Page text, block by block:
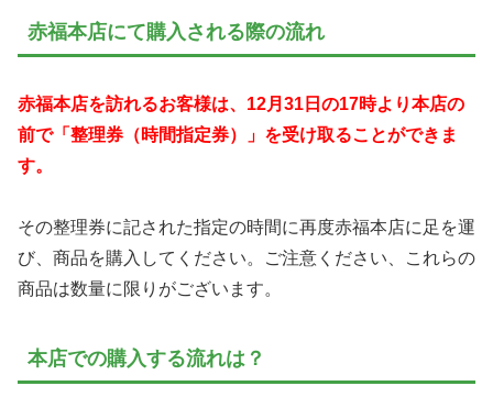
赤福本店にて購入される際の流れ
赤福本店を訪れるお客様は、12月31日の17時より本店の
前で「整理券（時間指定券）」を受け取ることができま
す。
その整理券に記された指定の時間に再度赤福本店に足を運
び、商品を購入してください。ご注意ください、これらの
商品は数量に限りがございます。
本店での購入する流れは？